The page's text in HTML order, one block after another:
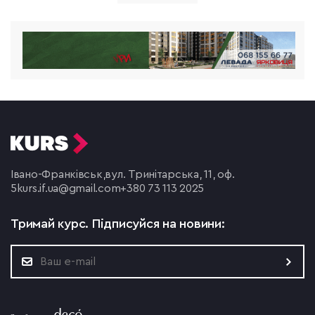
Івано-Франківськ,вул. Тринітарська, 11, оф.
5 kurs.if.ua@gmail.com+380 73 113 2025
Тримай курс. Підписуйся на новини: